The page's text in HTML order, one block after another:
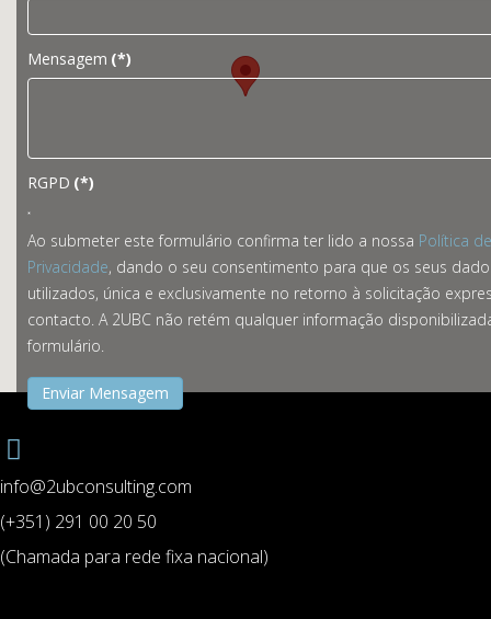
Mensagem (*)
RGPD (*)
Ao submeter este formulário confirma ter lido a nossa Política de
Privacidade, dando o seu consentimento para que os seus
utilizados, única e exclusivamente no retorno à solicitação
contacto. A 2UBC não retém qualquer informação
formulário.
Enviar Mensagem
info@2ubconsulting.com
(+351) 291 00 20 50
(Chamada para rede fixa nacional)